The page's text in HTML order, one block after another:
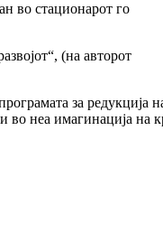
во ста­ционарот го
(на авторот
за редукција
и во неа имагинација на